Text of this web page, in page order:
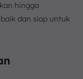
hingga
dan siap untuk